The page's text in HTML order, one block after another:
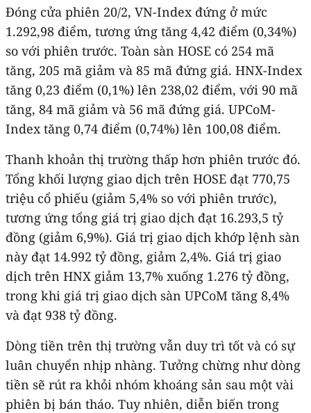
Đóng cửa phiên 20/2, VN-Index đứng ở mức
1.292,98 điểm, tương ứng tăng 4,42 điểm (0,34%)
so với phiên trước. Toàn sàn HOSE có 254 mã
tăng, 205 mã giảm và 85 mã đứng giá. HNX-Index
tăng 0,23 điểm (0,1%) lên 238,02 điểm, với 90 mã
tăng, 84 mã giảm và 56 mã đứng giá. UPCoM-
Index tăng 0,74 điểm (0,74%) lên 100,08 điểm.
Thanh khoản thị trường thấp hơn phiên trước đó.
Tổng khối lượng giao dịch trên HOSE đạt 770,75
triệu cổ phiếu (giảm 5,4% so với phiên trước),
tương ứng tổng giá trị giao dịch đạt 16.293,5 tỷ
đồng (giảm 6,9%). Giá trị giao dịch khớp lệnh sàn
này đạt 14.992 tỷ đồng, giảm 2,4%. Giá trị giao
dịch trên HNX giảm 13,7% xuống 1.276 tỷ đồng,
trong khi giá trị giao dịch sàn UPCoM tăng 8,4%
và đạt 938 tỷ đồng.
Dòng tiền trên thị trường vẫn duy trì tốt và có sự
luân chuyển nhịp nhàng. Tưởng chừng như dòng
tiền sẽ rút ra khỏi nhóm khoáng sản sau một vài
phiên bị bán tháo. Tuy nhiên, diễn biến trong